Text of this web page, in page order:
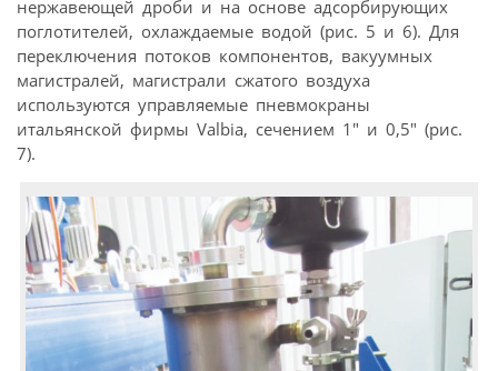
нержавеющей дроби и на основе адсорбирующих
поглотителей, охлаждаемые водой (рис. 5 и 6). Для
переключения потоков компонентов, вакуумных
магистралей, магистрали сжатого воздуха
используются управляемые пневмокраны
итальянской фирмы Valbia, сечением 1″ и 0,5″ (рис.
7).